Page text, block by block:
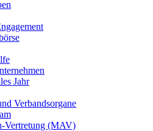
Jahr
Verbandsorgane
Vertretung (MAV)